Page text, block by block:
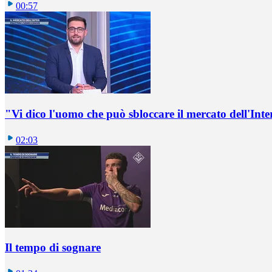
00:57
"Vi dico l'uomo che può sbloccare il mercato
02:03
Il tempo di sognare